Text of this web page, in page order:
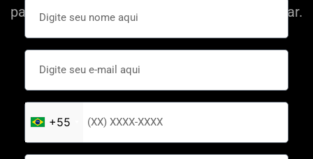
patrimônio em uma moeda forte como o Dolar.
+55